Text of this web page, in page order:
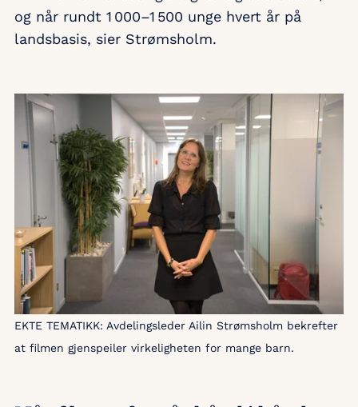
og når rundt 1 000–1 500 unge hvert år på
landsbasis, sier Strømsholm.
EKTE TEMATIKK: Avdelingsleder Ailin Strømsholm bekrefter
at filmen gjenspeiler virkeligheten for mange barn.